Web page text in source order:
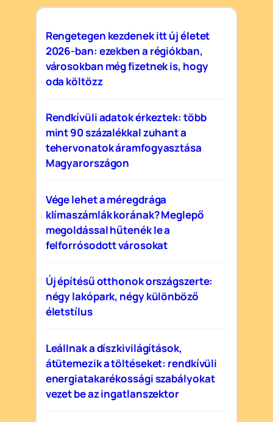
Rengetegen kezdenek itt új életet
2026-ban: ezekben a régiókban,
városokban még fizetnek is, hogy
oda költözz
Rendkívüli adatok érkeztek: több
mint 90 százalékkal zuhant a
tehervonatok áramfogyasztása
Magyarországon
Vége lehet a méregdrága
klímaszámlák korának? Meglepő
megoldással hűtenék le a
felforrósodott városokat
Új építésű otthonok országszerte:
négy lakópark, négy különböző
életstílus
Leállnak a díszkivilágítások,
átütemezik a töltéseket: rendkívüli
energiatakarékossági szabályokat
vezet be az ingatlanszektor